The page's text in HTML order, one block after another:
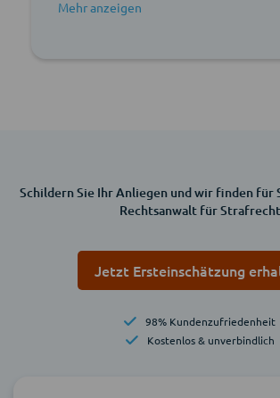
Schildern Sie Ihr Anliegen und wir finden für
Rechtsanwalt für Strafrecht
Jetzt Ersteinschätzung
98% Kundenzufriedenheit
Kostenlos & unverbindlich